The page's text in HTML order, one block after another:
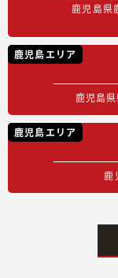
鹿児島県
鹿児島エリア
鹿児島
鹿児島エリア
鹿